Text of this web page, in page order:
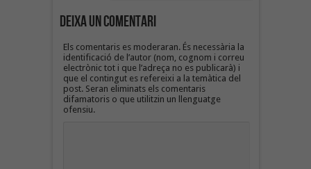
Deixa un Comentari
Els comentaris es moderaran. És necessària la
identificació de l’autor (nom, cognom i correu
electrònic tot i que l’adreça no es publicarà) i
que el contingut es refereixi a la temàtica del
post. Seran eliminats els comentaris
difamatoris o que utilitzin un llenguatge
ofensiu.